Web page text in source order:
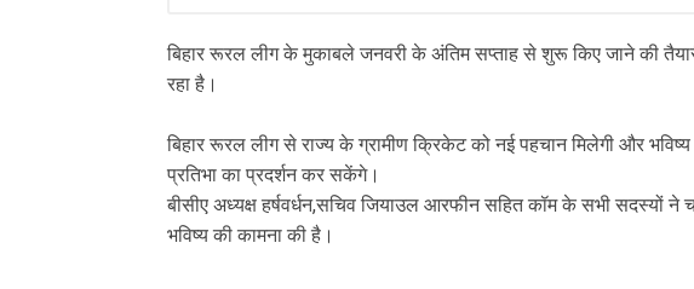
बिहार रूरल लीग के मुकाबले जनवरी के अंतिम सप्ताह से शुरू किए जाने की
रहा है।
बिहार रूरल लीग से राज्य के ग्रामीण क्रिकेट को नई पहचान मिलेगी और
प्रतिभा का प्रदर्शन कर सकेंगे।
बीसीए अध्यक्ष हर्षवर्धन,सचिव जियाउल आरफीन सहित कॉम के सभी सदस्यों
भविष्य की कामना की है।